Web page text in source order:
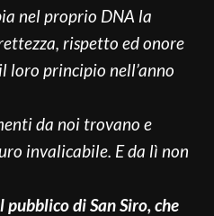
nel proprio DNA la
rispetto ed onore
loro principio nell’anno
da noi trovano e
invalicabile. E da lì non
pubblico di San Siro, che